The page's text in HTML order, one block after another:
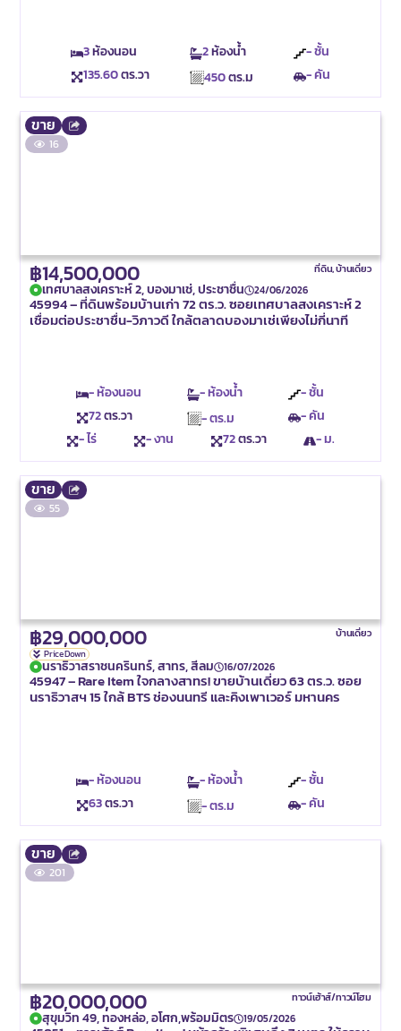
3ห้องนอน 2ห้องน้ำ
- ชั้น
135.60ตร.วา 450ตร.ม - คัน
ขาย
16
฿14,500,000 ที่ดิน,บ้านเดี่ยว
เทศบาลสงเคราะห์ 2, บองมาเช่, ประชาชื่น 24/06/2026
45994 – ที่ดินพร้อมบ้านเก่า 72 ตร.ว. ซอยเทศบาลสงเคราะห์ 2
เชื่อมต่อประชาชื่น-วิภาวดี ใกล้ตลาดบองมาเช่เพียงไม่กี่นาที
- ห้องนอน - ห้องน้ำ
- ชั้น
72ตร.วา - ตร.ม
- คัน
- ไร่
- งาน 72ตร.วา - ม.
ขาย
55
฿29,000,000 บ้านเดี่ยว
Price Down
นราธิวาสราชนครินทร์, สาทร, สีลม 16/07/2026
45947 – Rare Item ใจกลางสาทร! ขายบ้านเดี่ยว 63 ตร.ว. ซอย
นราธิวาสฯ 15 ใกล้ BTS ช่องนนทรี และคิงเพาเวอร์ มหานคร
- ห้องนอน - ห้องน้ำ
- ชั้น
63ตร.วา - ตร.ม - คัน
ขาย
201
฿20,000,000 ทาวน์เฮ้าส์/ทาวน์โฮม
สุขุมวิท 49, ทองหล่อ, อโศก,พร้อมมิตร 19/05/2026